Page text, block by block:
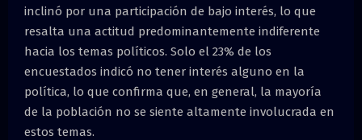
inclinó por una participación de bajo interés, lo que
resalta una actitud predominantemente indiferente
hacia los temas políticos. Solo el 23% de los
encuestados indicó no tener interés alguno en la
política, lo que confirma que, en general, la mayoría
de la población no se siente altamente involucrada en
estos temas.